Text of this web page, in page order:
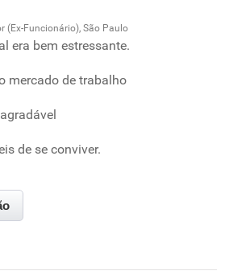
familiar
empresa
(Ex-Funcionário), São Paulo
era bem estressante.
mercado de trabalho
de se conviver.